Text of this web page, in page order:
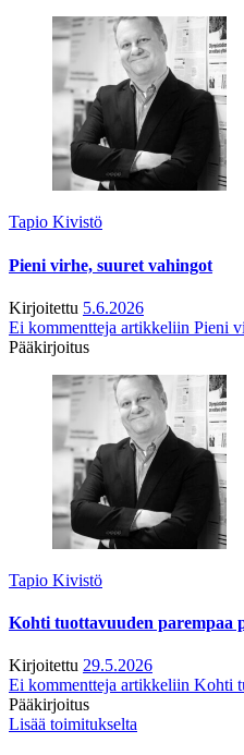
Tapio Kivistö
Pieni virhe, suuret vahingot
Kirjoitettu 5.6.2026
Ei kommentteja artikkeliin Pieni
Pääkirjoitus
Tapio Kivistö
Kohti tuottavuuden parempaa
Kirjoitettu 29.5.2026
Ei kommentteja artikkeliin Kohti
Pääkirjoitus
Lisää toimitukselta